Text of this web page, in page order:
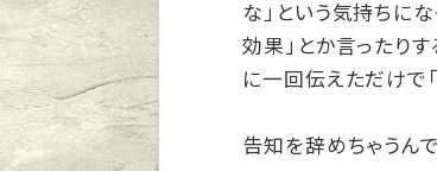
な」という気持ちに
効果」とか言ったり
に一回伝えただけで
告知を辞めちゃうんで